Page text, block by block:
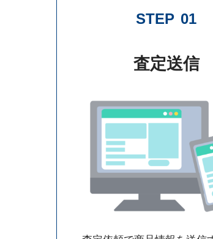
STEP 01
査定送信